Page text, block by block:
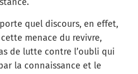
quel discours, en effet,
menace du revivre,
de lutte contre l’oubli qui
la connaissance et le